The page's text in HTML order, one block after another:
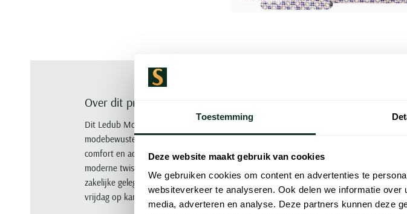
Toestemming
Deze website maakt gebruik van cookies
We gebruiken cookies om content en advertenties te
websiteverkeer te analyseren. Ook delen we informatie
media, adverteren en analyse. Deze partners kunnen deze
Over dit product
Dit Ledub Modern Fit New overhemd in beige is een stijlvol business item voor de
modebewuste man. Met een normale pasvorm en gemaakt van 100% katoen biedt het
comfort en ademend vermogen. De button-down boord en de subtiele print geven het
moderne twist. De lange mouwen en enkele manchet maken het geschikt voor zomerse
zakelijke gelegenheden. De borstzak voegt een praktisch detail toe. Perfect voor een
vrijdag op kantoor of een ontspannen diner met vrienden.